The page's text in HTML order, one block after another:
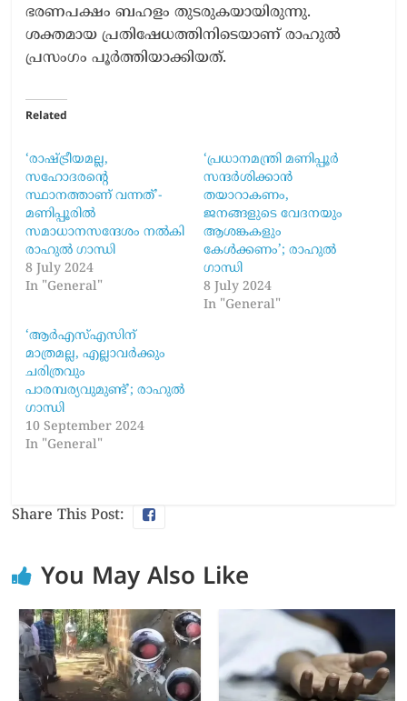
ഭരണപക്ഷം ബഹളം തുടരുകയായിരുന്നു.
ശക്തമായ പ്രതിഷേധത്തിനിടെയാണ് രാഹുൽ
പ്രസം​ഗം പൂർത്തിയാക്കിയത്.
Related
‘രാഷ്ട്രീയമല്ല,
സഹോദരന്റെ
സ്ഥാനത്താണ് വന്നത്’-
മണിപ്പൂരിൽ
സമാധാനസന്ദേശം നൽകി
രാഹുൽ ഗാന്ധി
8 July 2024
In "General"
‘പ്രധാനമന്ത്രി മണിപ്പൂർ
സന്ദർശിക്കാൻ
തയാറാകണം,
ജനങ്ങളുടെ വേദനയും
ആശങ്കകളും
കേൾക്കണം’; രാഹുൽ
ഗാന്ധി
8 July 2024
In "General"
‘ആർഎസ്എസിന്
മാത്രമല്ല, എല്ലാവർക്കും
ചരിത്രവും
പാരമ്പര്യവുമുണ്ട്’; രാഹുൽ
ഗാന്ധി
10 September 2024
In "General"
Share This Post:
You May Also Like